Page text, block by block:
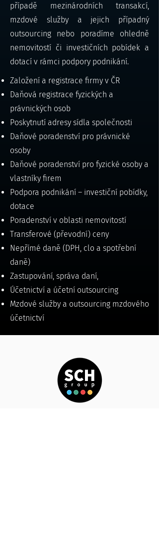
případě mezinárodních transakcí,
mzdové služby a jejich případný
outsourcing nebo poradíme ohledně
nemovitostí či investičních pobídek a
dotací v rámci podpory podnikání.
Založení a registrace firmy v ČR
Daňová registrace fyzických a
právnických osob
Poskytnutí adresy sídla společnosti
Daňové poradenství pro právnické
osoby
Daňové poradenství pro fyzické osoby a
vlastníky firem
Podpora podnikání – investiční pobídky,
dotace
Poradenství v oblasti nemovitostí
Transferové (převodní) ceny
Nepřímé daně (DPH, clo a spotřební
daně)
Zastupování, správa daní,
Účetnictví a účetní outsourcing
Mzdové služby a outsourcing mzdového
účetnictví